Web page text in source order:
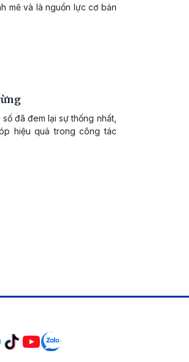
mẽ và là nguồn lực cơ bản
đã đem lại sự thống nhất,
hiệu quả trong công tác